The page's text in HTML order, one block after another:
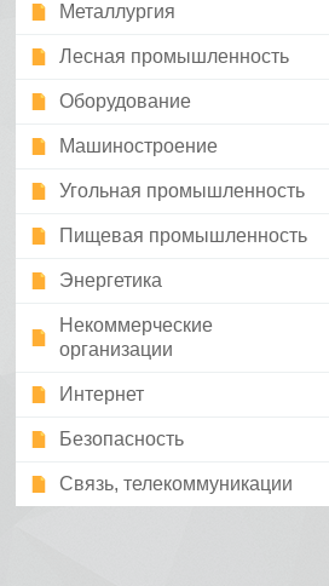
Металлургия
Лесная промышленность
Оборудование
Машиностроение
Угольная промышленность
Пищевая промышленность
Энергетика
Некоммерческие
организации
Интернет
Безопасность
Связь, телекоммуникации